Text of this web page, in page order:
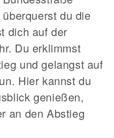
du die
dich auf der
Du erklimmst
und gelangst auf
Hier kannst du
genießen,
an den Abstieg